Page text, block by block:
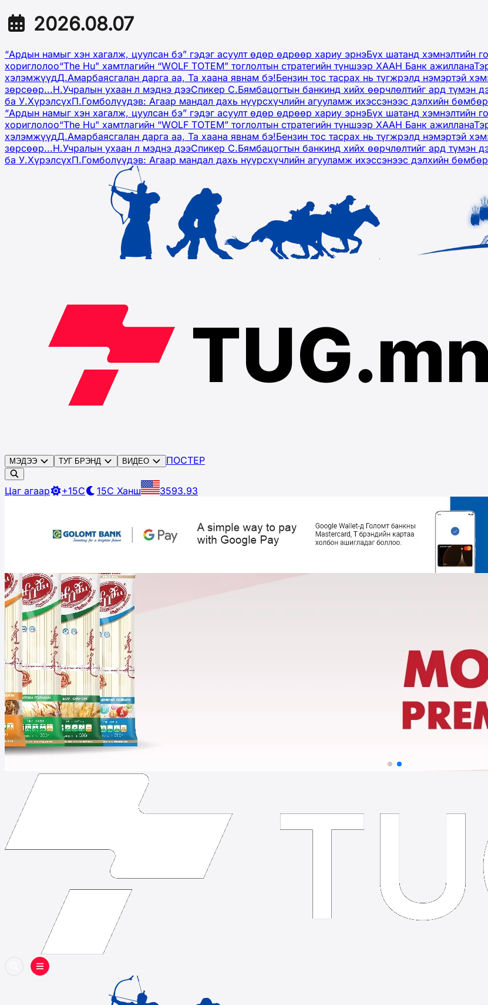
2026.08.07
“Ардын намыг хэн хагалж, цуулсан бэ” гэдэг асуулт өдөр өдрөөр хариу эрнэБүх шатанд хэмнэлтийн
хориглолоо“The Hu" хамтлагийн “WOLF TOTEM” тоглолтын стратегийн түншээр ХААН Банк ажиллана
хэлэмжүүдД.Амарбаясгалан дарга аа, Та хаана явнам бэ!Бензин тос тасрах нь түгжрэлд нэмэртэй
зөрсөөр...Н.Учралын ухаан л мэднэ дээСпикер С.Бямбацогтын банкинд хийх өөрчлөлтийг ард түмэн
ба У.ХүрэлсүхП.Гомболүүдэв: Агаар мандал дахь нүүрсхүчлийн агууламж ихэссэнээс дэлхийн
“Ардын намыг хэн хагалж, цуулсан бэ” гэдэг асуулт өдөр өдрөөр хариу эрнэБүх шатанд хэмнэлтийн
хориглолоо“The Hu" хамтлагийн “WOLF TOTEM” тоглолтын стратегийн түншээр ХААН Банк ажиллана
хэлэмжүүдД.Амарбаясгалан дарга аа, Та хаана явнам бэ!Бензин тос тасрах нь түгжрэлд нэмэртэй
зөрсөөр...Н.Учралын ухаан л мэднэ дээСпикер С.Бямбацогтын банкинд хийх өөрчлөлтийг ард түмэн
ба У.ХүрэлсүхП.Гомболүүдэв: Агаар мандал дахь нүүрсхүчлийн агууламж ихэссэнээс дэлхийн
МЭДЭЭ ТУГ БРЭНД ВИДЕО ПОСТЕР
Цаг агаар +15C 15C Ханш 3593.93